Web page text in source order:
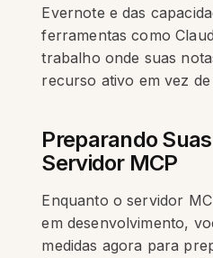
Evernote e das
ferramentas como
trabalho onde suas
recurso ativo em vez
Preparando
Servidor MCP
Enquanto o servidor
em desenvolvimento,
medidas agora para